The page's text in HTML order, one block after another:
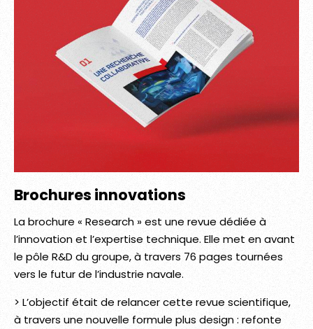
Brochures innovations
La brochure « Research » est une revue dédiée à
l’innovation et l’expertise technique. Elle met en avant
le pôle R&D du groupe, à travers 76 pages tournées
vers le futur de l’industrie navale.
> L’objectif était de relancer cette revue scientifique,
à travers une nouvelle formule plus design : refonte